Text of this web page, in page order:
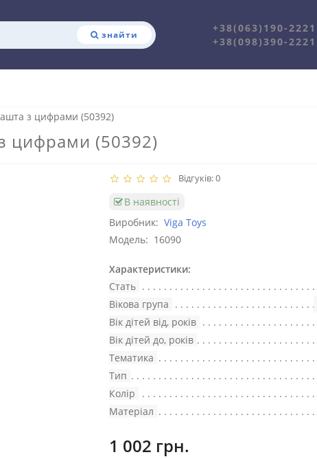
знайти
+38(063)190-2221
+38(098)390-2221
з цифрами (50392)
цифрами (50392)
Відгуків: 0
В наявності
Виробник: Viga Toys
Модель: 16090
Характеристики:
Стать
Вікова група
Вік дітей від, років
Вік дітей до, років
Тематика
Тип
Колір
Матеріал
1 002 грн.